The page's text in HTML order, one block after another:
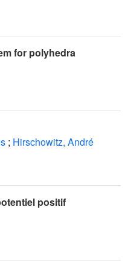
for polyhedra
; Hirschowitz, André
positif